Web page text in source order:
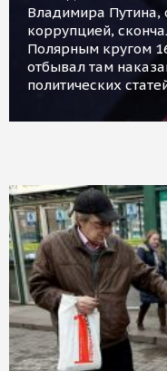
Владимира Путина,
коррупцией,
Полярным кругом
отбывал там
политических